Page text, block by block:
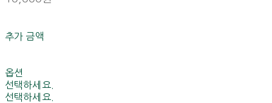
추가 금액
옵션
선택하세요.
선택하세요.